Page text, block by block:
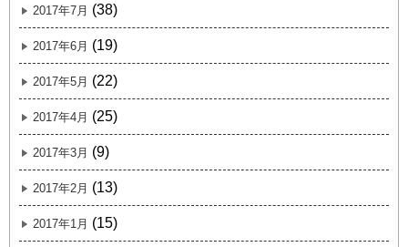
2017年7月 (38)
2017年6月 (19)
2017年5月 (22)
2017年4月 (25)
2017年3月 (9)
2017年2月 (13)
2017年1月 (15)